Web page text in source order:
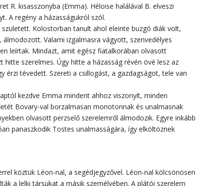
R. kisasszonyba (Emma). Héloise halálával B. elveszi
A regény a házasságukról szól.
Kolostorban tanult ahol eleinte buzgó diák volt,
Valami izgalmasra vágyott, szenvedélyes
leírtak. Mindazt, amit egész fiatalkorában olvasott
hitte szerelmes. Úgy hitte a házasság révén övé lesz az
érzi tévedett. Szereti a csillogást, a gazdagságot, tele van
kezdve Emma mindent ahhoz viszonyít, minden
Bovary-val borzalmasan monotonnak és unalmasnak
olvasott perzselő szerelemről álmodozik. Egyre inkább
panaszkodik Tostes unalmasságára, így elköltöznek
köztük Léon-nal, a segédjegyzővel. Léon-nal kölcsönösen
a lelki társukat a másik személyében. A plátói szerelem